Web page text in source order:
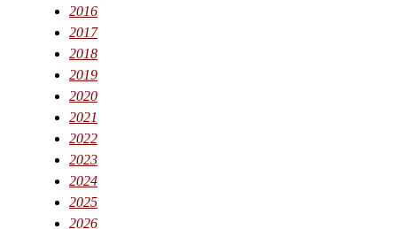
2016
2017
2018
2019
2020
2021
2022
2023
2024
2025
2026